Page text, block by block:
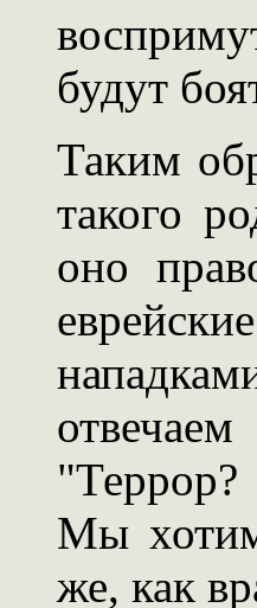
будут
Таким
такого
оно
Мы хотим
же, как